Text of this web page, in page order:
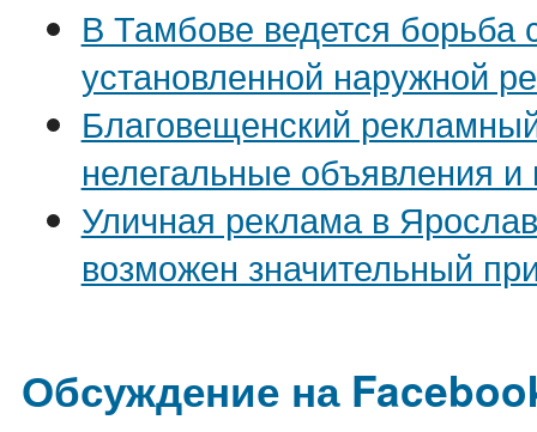
В Тамбове ведется борьба
установленной наружной
Благовещенский
нелегальные объявления и
Уличная реклама в
возможен значительный
Обсуждение на